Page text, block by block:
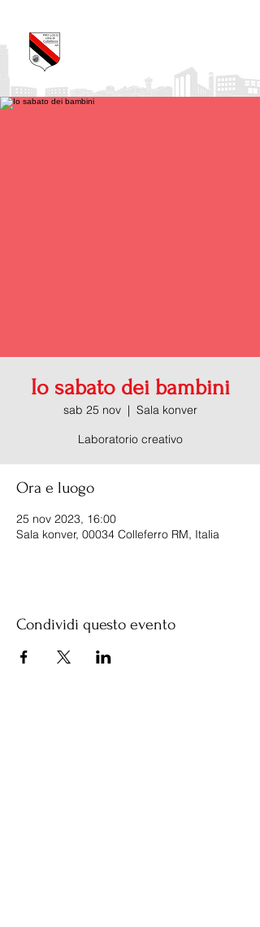
Io sabato dei bambini
sab 25 nov
  |
Sala konver
Laboratorio creativo
Ora e luogo
25 nov 2023, 16:00
Sala konver, 00034 Colleferro RM, Italia
Condividi questo evento